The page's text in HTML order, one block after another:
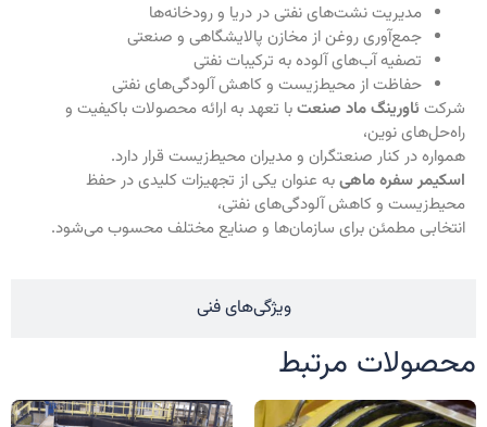
ویژگی‌های فنی
مدیریت نشت‌های نفتی در دریا و رودخانه‌ها
جمع‌آوری روغن از مخازن پالایشگاهی و صنعتی
تصفیه آب‌های آلوده به ترکیبات نفتی
حفاظت از محیط‌زیست و کاهش آلودگی‌های نفتی
شرکت ئاورینگ ماد صنعتبا تعهد به ارائه محصولات باکیفیت و
راه‌حل‌های نوین،
همواره در کنار صنعتگران و مدیران محیط‌زیست قرار دارد.
اسکیمر سفره ماهیبه عنوان یکی از تجهیزات کلیدی در حفظ
محیط‌زیست و کاهش آلودگی‌های نفتی،
انتخابی مطمئن برای سازمان‌ها و صنایع مختلف محسوب می‌شود.
محصولات مرتبط